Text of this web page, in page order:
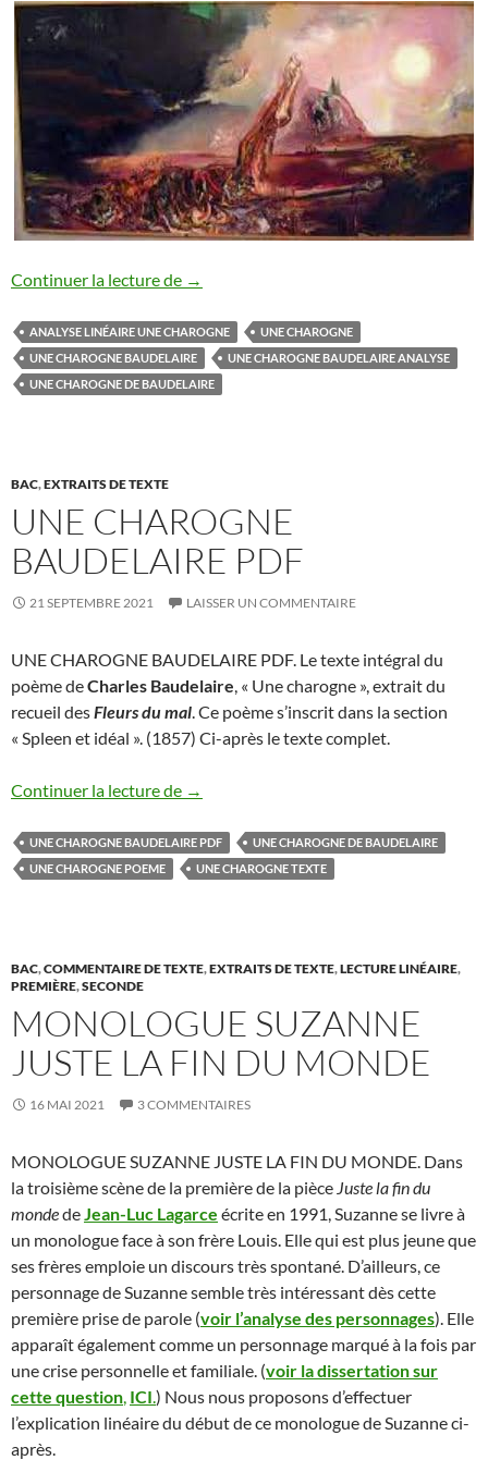
Continuer la lecture de UNE CHAROGNE BAUDELAIRE
→
ANALYSE LINÉAIRE UNE CHAROGNE
UNE CHAROGNE
UNE CHAROGNE BAUDELAIRE
UNE CHAROGNE BAUDELAIRE ANALYSE
UNE CHAROGNE DE BAUDELAIRE
BAC,EXTRAITS DE TEXTE
UNE CHAROGNE
BAUDELAIRE PDF
21 SEPTEMBRE 2021 LAISSER UN COMMENTAIRE
UNE CHAROGNE BAUDELAIRE PDF. Le texte intégral du
poème deCharles Baudelaire, « Une charogne », extrait du
recueil desFleurs du mal. Ce poème s’inscrit dans la section
« Spleen et idéal ». (1857) Ci-après le texte complet.
Continuer la lecture de une charogne baudelaire pdf
→
UNE CHAROGNE BAUDELAIRE PDF
UNE CHAROGNE DE BAUDELAIRE
UNE CHAROGNE POEME
UNE CHAROGNE TEXTE
BAC,COMMENTAIRE DE TEXTE,EXTRAITS DE TEXTE,LECTURE LINÉAIRE,
PREMIÈRE,SECONDE
MONOLOGUE SUZANNE
JUSTE LA FIN DU MONDE
16 MAI 2021 3 COMMENTAIRES
MONOLOGUE SUZANNE JUSTE LA FIN DU MONDE. Dans
la troisième scène de la première de la pièce Juste la fin du
mondedeJean-Luc Lagarce écrite en 1991, Suzanne se livre à
un monologue face à son frère Louis. Elle qui est plus jeune que
ses frères emploie un discours très spontané. D’ailleurs, ce
personnage de Suzanne semble très intéressant dès cette
première prise de parole (voir l’analyse des personnages). Elle
apparaît également comme un personnage marqué à la fois par
une crise personnelle et familiale. (voir la dissertation sur
cette question, ICI.) Nous nous proposons d’effectuer
l’explication linéaire du début de ce monologue de Suzanne ci-
après.